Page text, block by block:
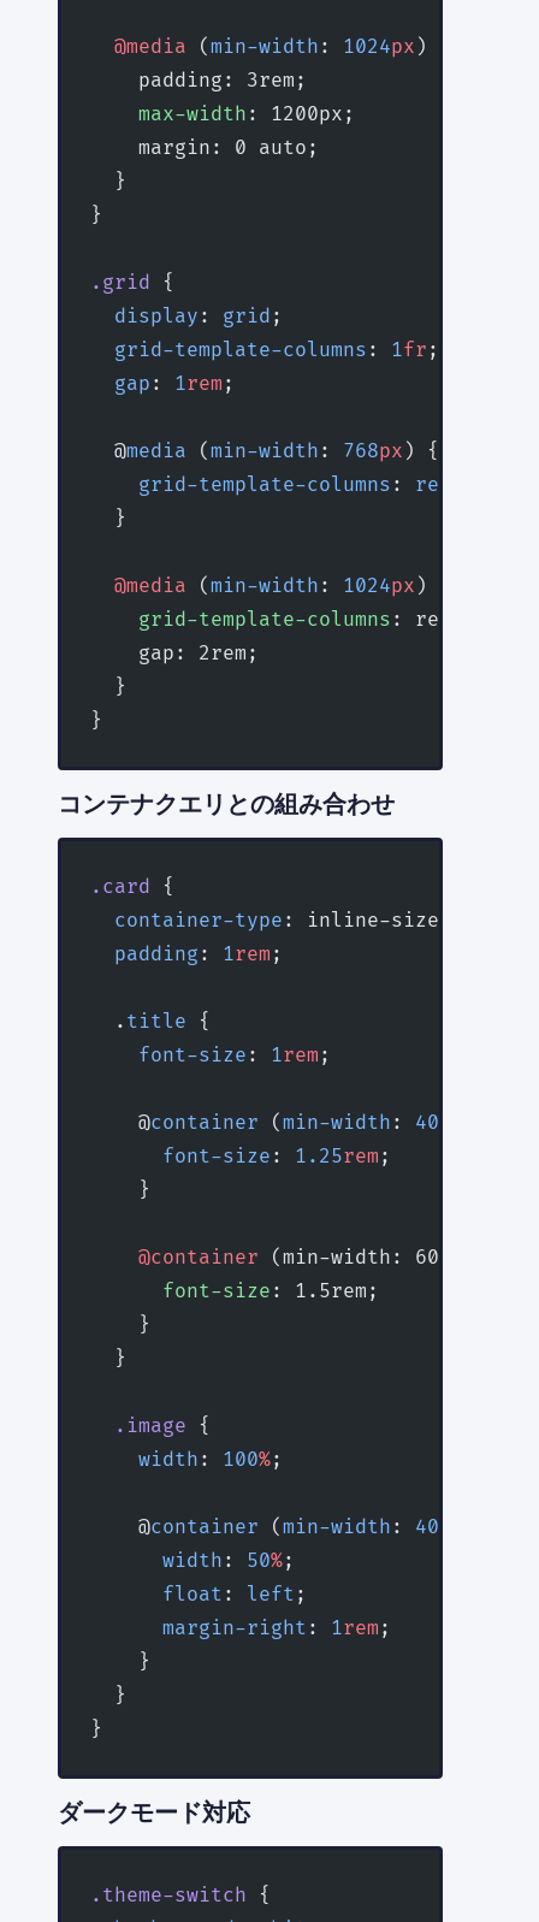
  @media
( min-width : 1024px ) {
    padding: 3rem;
    max-width
: 1200px;
    margin: 0 auto;
  }
}
.grid {
  display
: grid ;
  grid-template-columns
: 1fr ;
  gap
: 1rem ;
  @
media ( min-width : 768px ) {
    grid-template-columns
: repeat
  }
  @media
( min-width : 1024px ) {
    grid-template-columns
: repeat(3,
    gap: 2rem;
  }
}
コンテナクエリとの組み合わせ
.card {
  container-type
: inline-size;
  padding
: 1rem ;
  .
title {
    font-size
: 1rem ;
    @
container ( min-width : 400
      font-size
: 1.25rem ;
    }
    @container
(min-width: 600px) {
      font-size
: 1.5rem;
    }
  }
  .image
{
    width
: 100%;
    @
container ( min-width : 400
      width
: 50%;
      float
: left ;
      margin-right
: 1rem ;
    }
  }
}
ダークモード対応
.theme-switch {